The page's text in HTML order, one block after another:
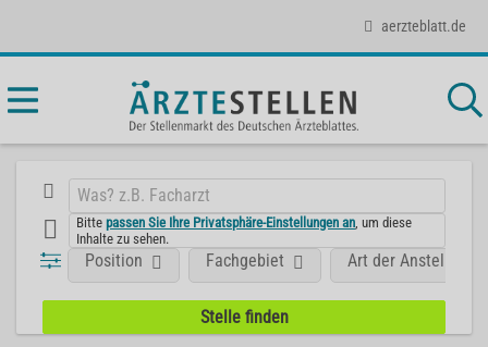
aerzteblatt.de
Bittepassen Sie Ihre Privatsphäre-Einstellungen an , um diese
Inhalte zu sehen.
Position Fachgebiet Art der Anstellung